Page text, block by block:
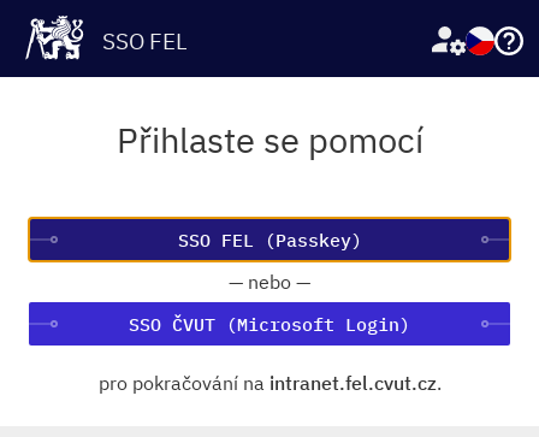
SSO FEL
Přihlaste se pomocí
— nebo —
SSO ČVUT (Microsoft Login)
pro pokračování na intranet.fel.cvut.cz.